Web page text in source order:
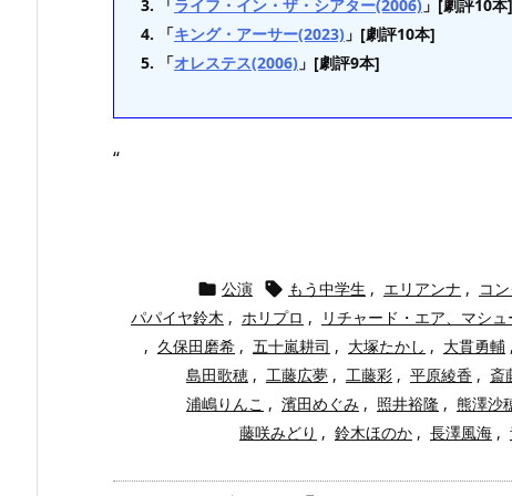
「ライフ・イン・ザ・シアター(2006) 」[劇評10本]
「キング・アーサー(2023) 」[劇評10本]
「オレステス(2006) 」[劇評9本]
“
 公演  もう中学生 , エリアンナ , コ
パパイヤ鈴木 , ホリプロ , リチャード・エア、マシ
, 久保田磨希 , 五十嵐耕司 , 大塚たかし , 大貫勇輔 ,
島田歌穂 , 工藤広夢 , 工藤彩 , 平原綾香 , 斎
浦嶋りんこ , 濱田めぐみ , 照井裕隆 , 熊澤沙
藤咲みどり , 鈴木ほのか , 長澤風海 ,